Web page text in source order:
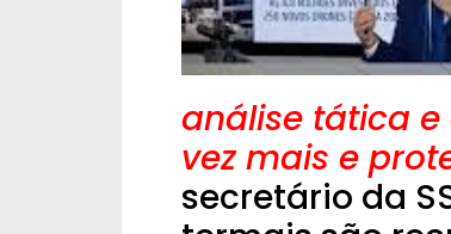
análise tática
vez mais e
secretário da